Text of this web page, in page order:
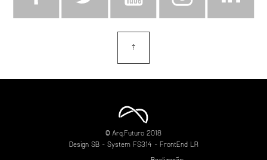
⇡
© Arq.Futuro 2018
Design SB- System FS314 - FrontEnd LR